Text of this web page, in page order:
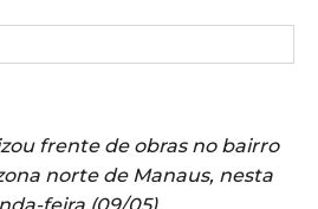
frente de obras no bairro
norte de Manaus, nesta